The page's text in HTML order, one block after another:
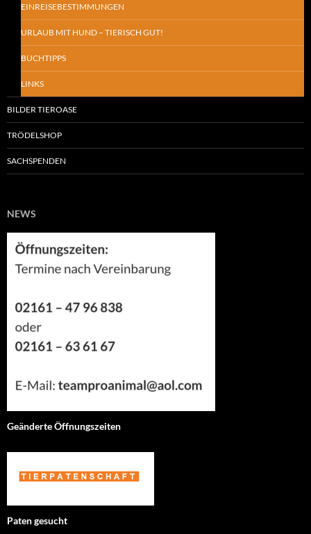
EINREISEBESTIMMUNGEN
URLAUB MIT HUND – TIERISCH GUT!
BUCHTIPPS
LINKS
BILDER TIEROASE
TRÖDELSHOP
SACHSPENDEN
NEWS
Geänderte Öffnungszeiten
Paten gesucht